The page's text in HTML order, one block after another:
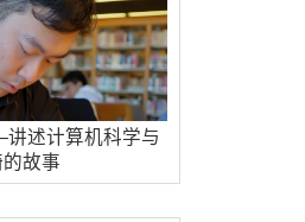
述计算机科学与
故事